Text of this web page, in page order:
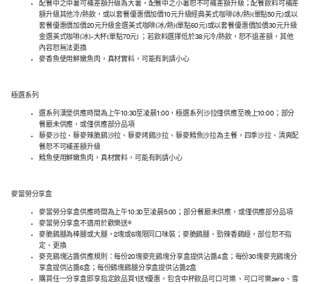
配餐中之中薯可補差額升級為大薯，配餐中之小薯恕不可補差額升級；配餐飲料可補差
額升級其他冷/熱飲，或以套餐優惠價加價10元升級經典美式咖啡(冰/熱)(單點50元)或以
套餐優惠價加價20元升級金選美式咖啡(冰/熱)(單點60元)或以套餐優惠價加價30元升級
金選美式咖啡(冰)-大杯(單點70元) ；若飲料選擇低於38元冷/熱飲，恕不退差額，其他
內容恕無法更換
麥香魚使用鮮嫩魚肉，真材實料，可能有刺請小心
極選系列
選系列漢堡供應時間為上午10:30至凌晨1:00，極選系列沙拉僅供應至晚上10:00；部分
餐廳未供應，或僅供應部分品項
藜麥沙拉、藜麥辣脆鷄沙拉、藜麥烤鷄沙拉、藜麥鱈魚沙拉為主餐，四季沙拉、清爽配
餐恕不可補差額升級
鱈魚使用鮮嫩魚肉，真材實料，可能有刺請小心
麥當勞分享盒
麥當勞分享盒供應時間為上午10:30至凌晨5:00；部分餐廳未供應，或僅供應部分品項
麥當勞分享盒不適用於歡樂送®
麥脆鷄腿為棒腿或大腿，2塊或6塊限同口味裝；麥脆鷄腿、勁辣香鷄翅，部位恕不指
定、更換
麥克鷄塊沾醬供應規則：每份20塊麥克鷄塊分享盒提供沾醬4盒；每份30塊麥克鷄塊分
享盒提供沾醬6盒；每份鷄塊鷄腿分享盒提供沾醬2盒
購買任一分享盒即享指定飲品買1送1優惠，包含中杯飲品可口可樂 、可口可樂zero、雪